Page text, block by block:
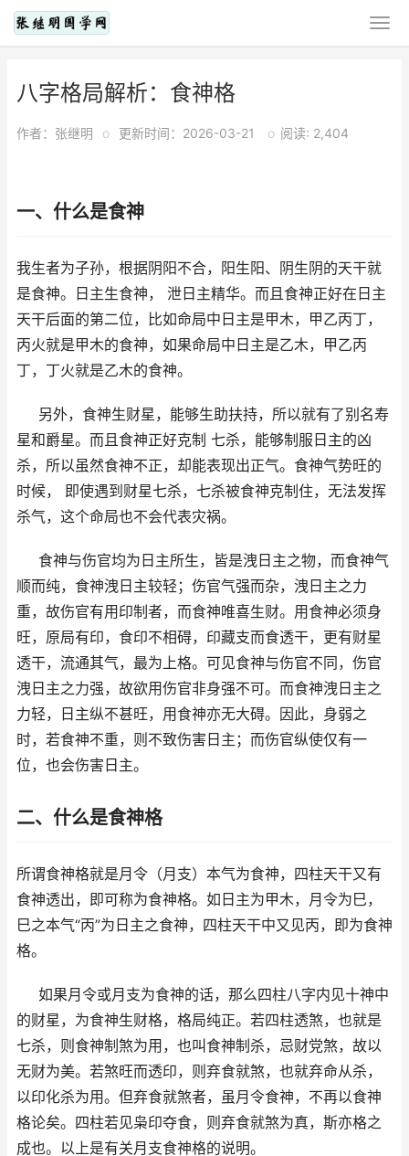
八字格局解析：食神格
作者：张继明 o 更新时间：2026-03-21 o 阅读: 2,404
一、什么是食神
我生者为子孙，根据阴阳不合，阳生阳、阴生阴的天干就
是食神。日主生食神， 泄日主精华。而且食神正好在日主
天干后面的第二位，比如命局中日主是甲木，甲乙丙丁，
丙火就是甲木的食神，如果命局中日主是乙木，甲乙丙
丁，丁火就是乙木的食神。
另外，食神生财星，能够生助扶持，所以就有了别名寿
星和爵星。而且食神正好克制 七杀，能够制服日主的凶
杀，所以虽然食神不正，却能表现出正气。食神气势旺的
时候， 即使遇到财星七杀，七杀被食神克制住，无法发挥
杀气，这个命局也不会代表灾祸。
食神与伤官均为日主所生，皆是洩日主之物，而食神气
顺而纯，食神洩日主较轻；伤官气强而杂，洩日主之力
重，故伤官有用印制者，而食神唯喜生财。用食神必须身
旺，原局有印，食印不相碍，印藏支而食透干，更有财星
透干，流通其气，最为上格。可见食神与伤官不同，伤官
洩日主之力强，故欲用伤官非身强不可。而食神洩日主之
力轻，日主纵不甚旺，用食神亦无大碍。因此，身弱之
时，若食神不重，则不致伤害日主；而伤官纵使仅有一
位，也会伤害日主。
二、什么是食神格
所谓食神格就是月令（月支）本气为食神，四柱天干又有
食神透出，即可称为食神格。如日主为甲木，月令为巳，
巳之本气“丙”为日主之食神，四柱天干中又见丙，即为食神
格。
如果月令或月支为食神的话，那么四柱八字内见十神中
的财星，为食神生财格，格局纯正。若四柱透煞，也就是
七杀，则食神制煞为用，也叫食神制杀，忌财党煞，故以
无财为美。若煞旺而透印，则弃食就煞，也就弃命从杀，
以印化杀为用。但弃食就煞者，虽月令食神，不再以食神
格论矣。四柱若见枭印夺食，则弃食就煞为真，斯亦格之
成也。以上是有关月支食神格的说明。